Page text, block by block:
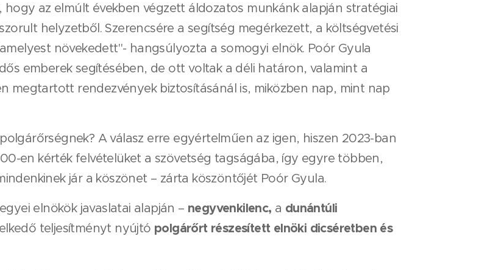
az elmúlt években végzett áldozatos munkánk alapján stratégiai
helyzetből. Szerencsére a segítség megérkezett, a költségvetési
növekedett"- hangsúlyozta a somogyi elnök. Poór Gyula
emberek segítésében, de ott voltak a déli határon, valamint a
megtartott rendezvények biztosításánál is, miközben nap, mint nap
A válasz erre egyértelműen az igen, hiszen 2023-ban
en kérték felvételüket a szövetség tagságába, így egyre többen,
jár a köszönet – zárta köszöntőjét Poór Gyula.
elnökök javaslatai alapján – negyvenkilenc, a dunántúli
teljesítményt nyújtó polgárőrt részesített elnöki dicséretben és